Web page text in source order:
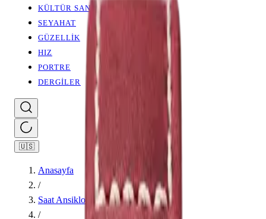
KÜLTÜR SANAT
SEYAHAT
GÜZELLİK
HIZ
PORTRE
DERGİLER
🇺🇸
Anasayfa
/
Saat Ansiklopedisi
/